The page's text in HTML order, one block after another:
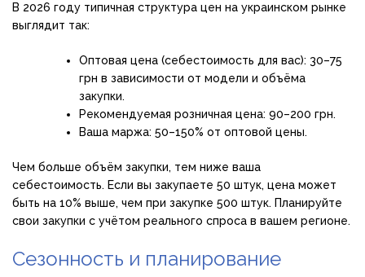
В 2026 году типичная структура цен на украинском рынке
выглядит так:
Оптовая цена (себестоимость для вас): 30–75
грн в зависимости от модели и объёма
закупки.
Рекомендуемая розничная цена: 90–200 грн.
Ваша маржа: 50–150% от оптовой цены.
Чем больше объём закупки, тем ниже ваша
себестоимость. Если вы закупаете 50 штук, цена может
быть на 10% выше, чем при закупке 500 штук. Планируйте
свои закупки с учётом реального спроса в вашем регионе.
Сезонность и планирование